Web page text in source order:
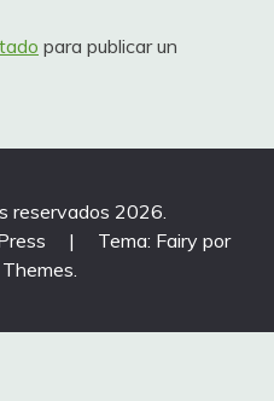
para publicar un
reservados 2026.
|
Tema: Fairy por